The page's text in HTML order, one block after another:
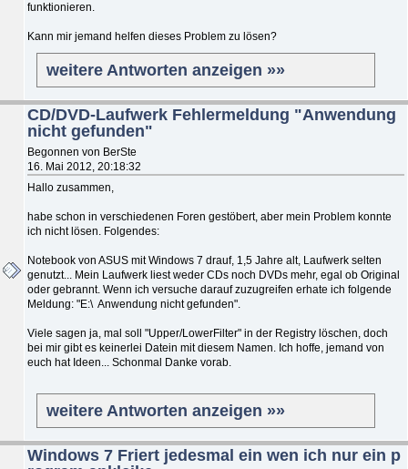
funktionieren.
Kann mir jemand helfen dieses Problem zu lösen?
weitere Antworten anzeigen »»
CD/DVD-Laufwerk Fehlermeldung "Anwendung
nicht gefunden"
Begonnen von BerSte
16. Mai 2012, 20:18:32
Hallo zusammen,
habe schon in verschiedenen Foren gestöbert, aber mein Problem konnte
ich nicht lösen. Folgendes:
Notebook von ASUS mit Windows 7 drauf, 1,5 Jahre alt, Laufwerk selten
genutzt... Mein Laufwerk liest weder CDs noch DVDs mehr, egal ob Original
oder gebrannt. Wenn ich versuche darauf zuzugreifen erhate ich folgende
Meldung: "E:\ Anwendung nicht gefunden".
Viele sagen ja, mal soll "Upper/LowerFilter" in der Registry löschen, doch
bei mir gibt es keinerlei Datein mit diesem Namen. Ich hoffe, jemand von
euch hat Ideen... Schonmal Danke vorab.
weitere Antworten anzeigen »»
Windows 7 Friert jedesmal ein wen ich nur ein p